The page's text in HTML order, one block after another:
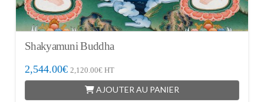
Shakyamuni Buddha
2,544.00€ 2,120.00€HT
AJOUTER AU PANIER